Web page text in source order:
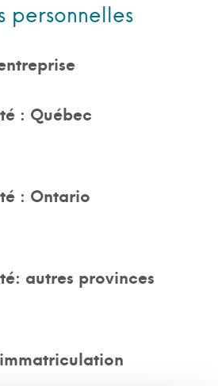
personnelles
: Québec
: Ontario
autres provinces